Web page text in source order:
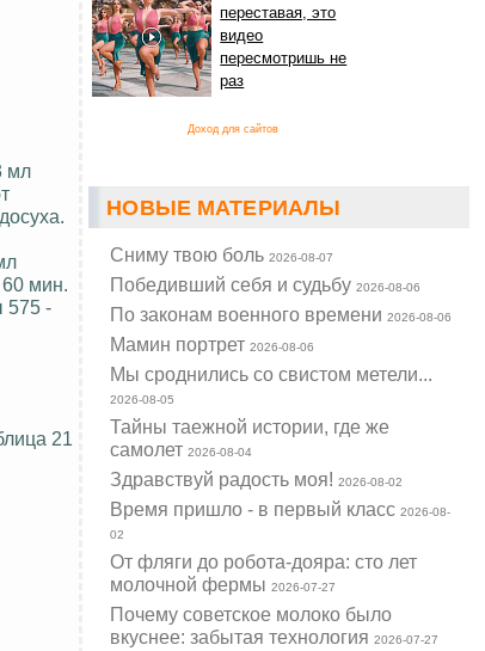
переставая, это
видео
пересмотришь не
раз
Доход для сайтов
НОВЫЕ МАТЕРИАЛЫ
Cниму твою боль2026-08-07
Победивший себя и судьбу2026-08-06
По законам военного времени2026-08-06
Мамин портрет2026-08-06
Мы сроднились со свистом метели...
2026-08-05
Тайны таежной истории, где же
самолет2026-08-04
Здравствуй радость моя!2026-08-02
Время пришло - в первый класс2026-08-
02
От фляги до робота-дояра: сто лет
молочной фермы2026-07-27
Почему советское молоко было
вкуснее: забытая технология2026-07-27
мл
мин.
575 -
21